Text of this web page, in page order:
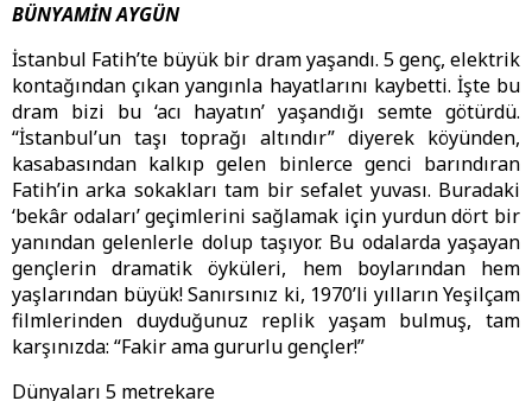
BÜNYAMİN AYGÜN
İstanbul Fatih’te büyük bir dram yaşandı. 5 genç, elektrik
kontağından çıkan yangınla hayatlarını kaybetti. İşte bu
dram bizi bu ‘acı hayatın’ yaşandığı semte götürdü.
“İstanbul’un taşı toprağı altındır” diyerek köyünden,
kasabasından kalkıp gelen binlerce genci barındıran
Fatih’in arka sokakları tam bir sefalet yuvası. Buradaki
‘bekâr odaları’ geçimlerini sağlamak için yurdun dört bir
yanından gelenlerle dolup taşıyor. Bu odalarda yaşayan
gençlerin dramatik öyküleri, hem boylarından hem
yaşlarından büyük! Sanırsınız ki, 1970’li yılların Yeşilçam
filmlerinden duyduğunuz replik yaşam bulmuş, tam
karşınızda: “Fakir ama gururlu gençler!”
Dünyaları 5 metrekare